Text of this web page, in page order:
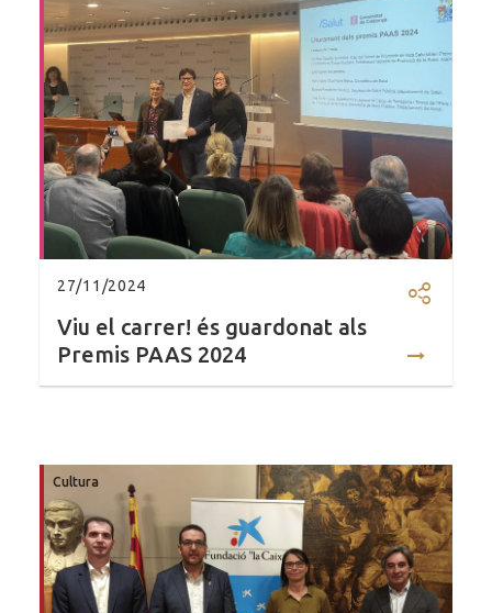
27/11/2024
Viu el carrer! és guardonat als
Premis PAAS 2024
Cultura